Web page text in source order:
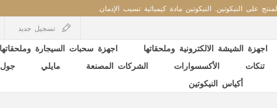
على النيكوتين. النيكوتين مادة كيميائية تسبب الإدمان.
تسجيل جديد
اجهزة الشيشة الالكترونية وملحقاتها اجهزة سحبات السيجارة وملحقاتها
تنكات الأكسسوارات الشركات المصنعة مايلي جول
أكياس النيكوتين